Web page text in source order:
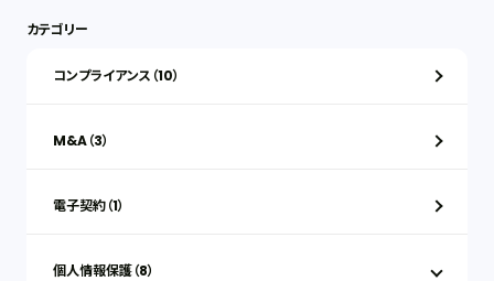
カテゴリー
コンプライアンス（10）
M&A（3）
電子契約（1）
個人情報保護（8）